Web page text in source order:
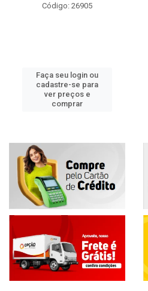
Código: 26905
Faça seu login ou
cadastre-se para
ver preços e
comprar